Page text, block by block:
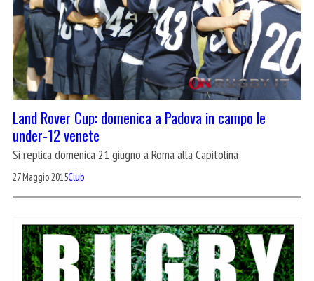
Land Rover Cup: domenica a Padova in campo le
under-12 venete
Si replica domenica 21 giugno a Roma alla Capitolina
27 Maggio 2015Club